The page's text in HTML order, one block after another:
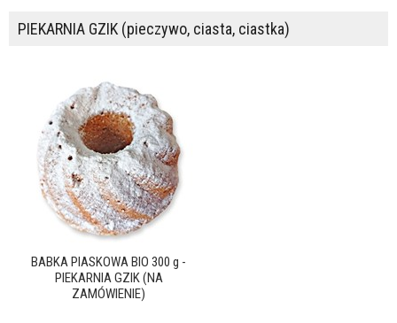
PIEKARNIA GZIK (pieczywo, ciasta, ciastka)
BABKA PIASKOWA BIO 300 g -
PIEKARNIA GZIK (NA
ZAMÓWIENIE)